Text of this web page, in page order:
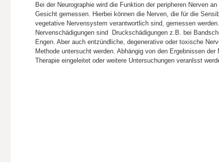
Bei der Neurographie wird die Funktion der peripheren Nerven
Gesicht gemessen. Hierbei können die Nerven, die für die
vegetative Nervensystem verantwortlich sind, gemessen
Nervenschädigungen sind Druckschädigungen z.B. bei
Engen. Aber auch entzündliche, degenerative oder toxische
Methode untersucht werden. Abhängig von den Ergebnissen
Therapie eingeleitet oder weitere Untersuchungen veranlsst